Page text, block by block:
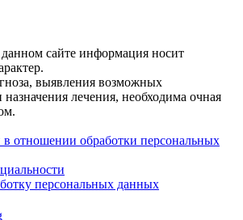
сайте информация носит
выявления возможных
лечения, необходима очная
отношении обработки персональных
персональных данных